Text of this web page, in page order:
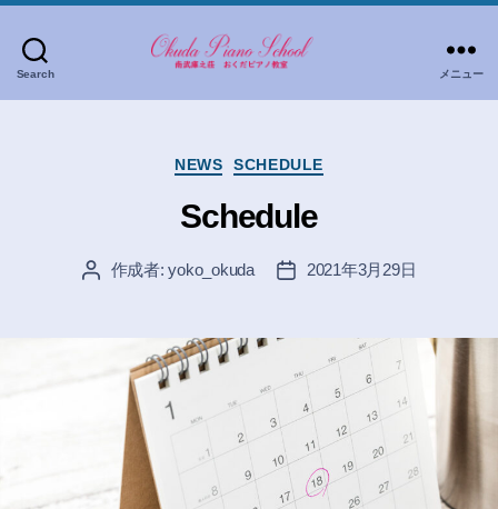
Search
ピ
ノ
室
メニュー
カ
テ
リ
NEWS SCHEDULE
Schedule
投 作成者:yoko_okuda
投
2021年3月29日